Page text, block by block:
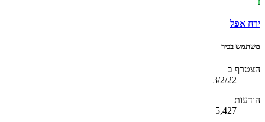
ירח אפל
משתמש בכיר
הצטרף ב
3/2/22
הודעות
5,427